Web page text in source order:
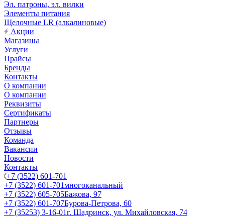
Эл. патроны, эл. вилки
Элементы питания
Щелочные LR (алкалиновые)
Акции
Магазины
Услуги
Прайсы
Бренды
Контакты
О компании
О компании
Реквизиты
Сертификаты
Партнеры
Отзывы
Команда
Вакансии
Новости
Контакты
+7 (3522) 601-701
+7 (3522) 601-701многоканальный
+7 (3522) 605-705Бажова, 97
+7 (3522) 601-707Бурова-Петрова, 60
+7 (35253) 3-16-01г. Шадринск, ул. Михайловская, 74